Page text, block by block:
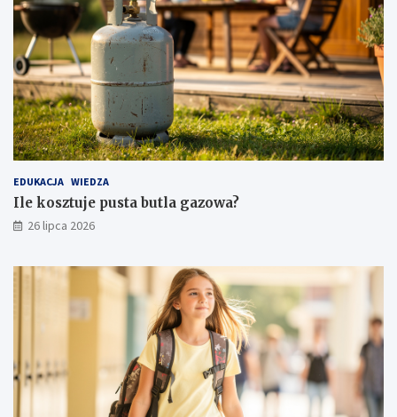
EDUKACJA WIEDZA
Ile kosztuje pusta butla gazowa?
26 lipca 2026